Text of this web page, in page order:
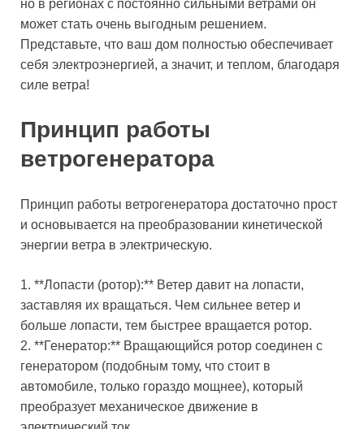
но в регионах с постоянно сильными ветрами он
может стать очень выгодным решением.
Представьте, что ваш дом полностью обеспечивает
себя электроэнергией, а значит, и теплом, благодаря
силе ветра!
Принцип работы
ветрогенератора
Принцип работы ветрогенератора достаточно прост
и основывается на преобразовании кинетической
энергии ветра в электрическую.
1. **Лопасти (ротор):** Ветер давит на лопасти,
заставляя их вращаться. Чем сильнее ветер и
больше лопасти, тем быстрее вращается ротор.
2. **Генератор:** Вращающийся ротор соединен с
генератором (подобным тому, что стоит в
автомобиле, только гораздо мощнее), который
преобразует механическое движение в